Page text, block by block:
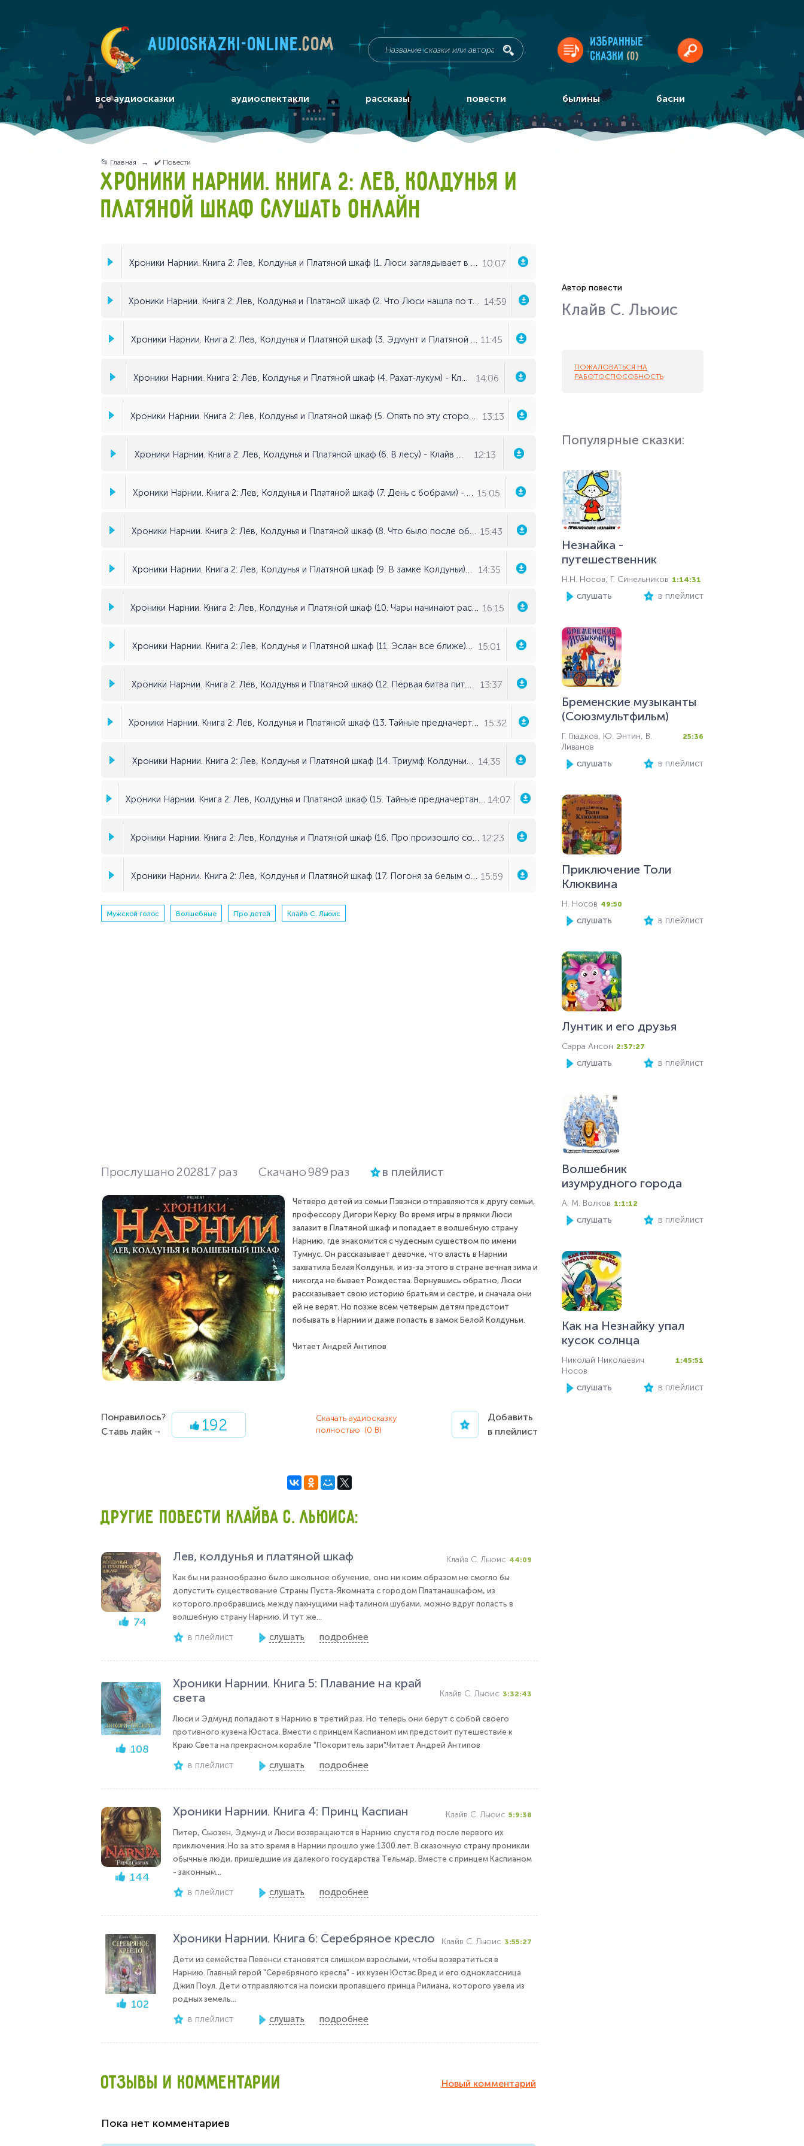
audioskazki-online.com
Избранные
сказки (0)
все аудиосказки аудиоспектакли рассказы повести былины басни
📂 Главная ✔️ Повести
ХРОНИКИ НАРНИИ. КНИГА 2: ЛЕВ, КОЛДУНЬЯ И
ПЛАТЯНОЙ ШКАФ СЛУШАТЬ ОНЛАЙН
Хроники Нарнии. Книга 2: Лев, Колдунья и Платяной шкаф (1. Люси заглядывает в Платяной шкаф) - Клайв С. Льюис 10:07
Хроники Нарнии. Книга 2: Лев, Колдунья и Платяной шкаф (2. Что Люси нашла по ту сторону дверцы) - Клайв С. Льюис 14:59
Хроники Нарнии. Книга 2: Лев, Колдунья и Платяной шкаф (3. Эдмунт и Платяной шкаф) - Клайв С. Льюис 11:45
Хроники Нарнии. Книга 2: Лев, Колдунья и Платяной шкаф (4. Рахат-лукум) - Клайв С. Льюис 14:06
Хроники Нарнии. Книга 2: Лев, Колдунья и Платяной шкаф (5. Опять по эту сторону дверцы) - Клайв С. Льюис 13:13
Хроники Нарнии. Книга 2: Лев, Колдунья и Платяной шкаф (6. В лесу) - Клайв С. Льюис 12:13
Хроники Нарнии. Книга 2: Лев, Колдунья и Платяной шкаф (7. День с бобрами) - Клайв С. Льюис 15:05
Хроники Нарнии. Книга 2: Лев, Колдунья и Платяной шкаф (8. Что было после обеда) - Клайв С. Льюис 15:43
Хроники Нарнии. Книга 2: Лев, Колдунья и Платяной шкаф (9. В замке Колдуньи) - Клайв С. Льюис 14:35
Хроники Нарнии. Книга 2: Лев, Колдунья и Платяной шкаф (10. Чары начинают рассеиваться) - Клайв С. Льюис 16:15
Хроники Нарнии. Книга 2: Лев, Колдунья и Платяной шкаф (11. Эслан все ближе) - Клайв С. Льюис 15:01
Хроники Нарнии. Книга 2: Лев, Колдунья и Платяной шкаф (12. Первая битва питера) - Клайв С. Льюис 13:37
Хроники Нарнии. Книга 2: Лев, Колдунья и Платяной шкаф (13. Тайные предначертания начала времен) - Клайв С. Льюис 15:32
Хроники Нарнии. Книга 2: Лев, Колдунья и Платяной шкаф (14. Триумф Колдуньи) - Клайв С. Льюис 14:35
Хроники Нарнии. Книга 2: Лев, Колдунья и Платяной шкаф (15. Тайные предначертания той поры, когда времени еще не было) - Клайв С. Льюис 14:07
Хроники Нарнии. Книга 2: Лев, Колдунья и Платяной шкаф (16. Про произошло со статуями) - Клайв С. Льюис 12:23
Хроники Нарнии. Книга 2: Лев, Колдунья и Платяной шкаф (17. Погоня за белым оленем) - Клайв С. Льюис 15:59
Мужской голос Волшебные Про детей Клайв С. Льюис
Прослушано202817 раз Скачано989 раз в плейлист
Четверо детей из семьи Пэвэнси отправляются к другу семьи,
профессору Дигори Керку. Во время игры в прямки Люси
залазит в Платяной шкаф и попадает в волшебную страну
Нарнию, где знакомится с чудесным существом по имени
Тумнус. Он рассказывает девочке, что власть в Нарнии
захватила Белая Колдунья, и из-за этого в стране вечная зима и
никогда не бывает Рождества. Вернувшись обратно, Люси
рассказывает свою историю братьям и сестре, и сначала они
ей не верят. Но позже всем четверым детям предстоит
побывать в Нарнии и даже попасть в замок Белой Колдуньи.
Читает Андрей Антипов
Понравилось?
Ставь лайк
192
Скачать аудиосказку
полностью (0 B)
Добавить
в плейлист
ДРУГИЕ ПОВЕСТИ КЛАЙВА С. ЛЬЮИСА:
74
Лев, колдунья и платяной шкаф Клайв С. Льюис 44:09
Как бы ни разнообразно было школьное обучение, оно ни коим образом не смогло бы
допустить существование Страны Пуста-Якомната с городом Платанашкафом, из
которого,пробравшись между пахнущими нафталином шубами, можно вдруг попасть в
волшебную страну Нарнию. И тут же...
в плейлист слушать подробнее
108
Хроники Нарнии. Книга 5: Плавание на край
света
Клайв С. Льюис 3:32:43
Люси и Эдмунд попадают в Нарнию в третий раз. Но теперь они берут с собой своего
противного кузена Юстаса. Вмести с принцем Каспианом им предстоит путешествие к
Краю Света на прекрасном корабле "Покоритель зари".Читает Андрей Антипов
в плейлист слушать подробнее
144
Хроники Нарнии. Книга 4: Принц Каспиан Клайв С. Льюис 5:9:38
Питер, Сьюзен, Эдмунд и Люси возвращаются в Нарнию спустя год после первого их
приключения. Но за это время в Нарнии прошло уже 1300 лет. В сказочную страну проникли
обычные люди, пришедшие из далекого государства Тельмар. Вместе с принцем Каспианом
- законным...
в плейлист слушать подробнее
102
Хроники Нарнии. Книга 6: Серебряное кресло Клайв С. Льюис 3:55:27
Дети из семейства Певенси становятся слишком взрослыми, чтобы возвратиться в
Нарнию. Главный герой "Серебряного кресла" - их кузен Юстэс Вред и его одноклассница
Джил Поул. Дети отправляются на поиски пропавшего принца Рилиана, которого увела из
родных земель...
в плейлист слушать подробнее
ОТЗЫВЫ И КОММЕНТАРИИ Новый комментарий
Пока нет комментариев
Автор повести
Клайв С. Льюис
ПОЖАЛОВАТЬСЯ НА
РАБОТОСПОСОБНОСТЬ
Популярные сказки:
Незнайка -
путешественник
Н.Н. Носов, Г. Синельников 1:14:31
слушать в плейлист
Бременские музыканты
(Союзмультфильм)
Г. Гладков, Ю. Энтин, В.
Ливанов
25:36
слушать в плейлист
Приключение Толи
Клюквина
Н. Носов 49:50
слушать в плейлист
Лунтик и его друзья
Сарра Ансон 2:37:27
слушать в плейлист
Волшебник
изумрудного города
А. М. Волков 1:1:12
слушать в плейлист
Как на Незнайку упал
кусок солнца
Николай Николаевич
Носов
1:45:51
слушать в плейлист